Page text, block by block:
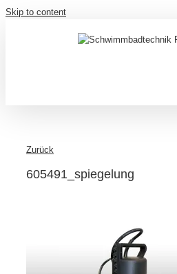
Skip to content
Zurück
605491_spiegelung